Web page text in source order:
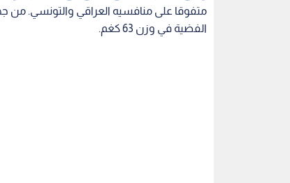
متفوقا على منافسيه العراقي والتونسي. من
الفضية في وزن 63 كغم.